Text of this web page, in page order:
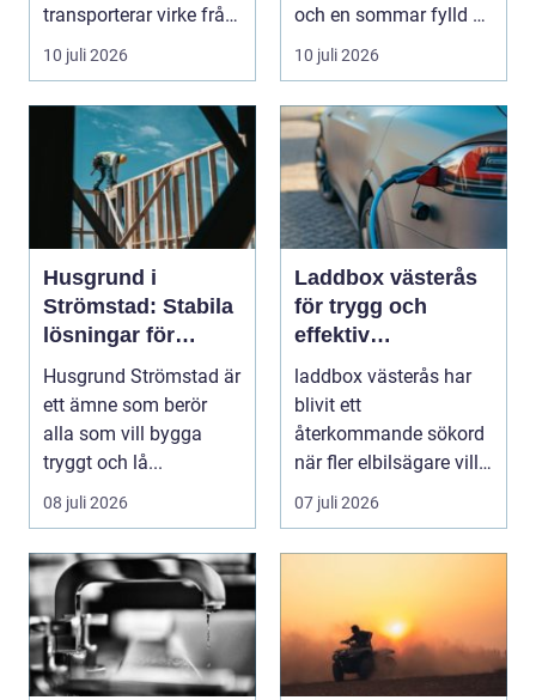
transporterar virke från
avverkningsplatsen till
10 juli 2026
och en sommar fylld av
ofrivilli...
10 juli 2026
Husgrund i
Strömstad: Stabila
lösningar för
boende vid kusten
Husgrund Strömstad är
ett ämne som berör
alla som vill bygga
tryggt och lå...
08 juli 2026
Laddbox västerås
för trygg och
effektiv
hemmaladdning
laddbox västerås har
blivit ett
återkommande sökord
när fler elbilsägare vill
ladda hemma på ett
säk...
07 juli 2026